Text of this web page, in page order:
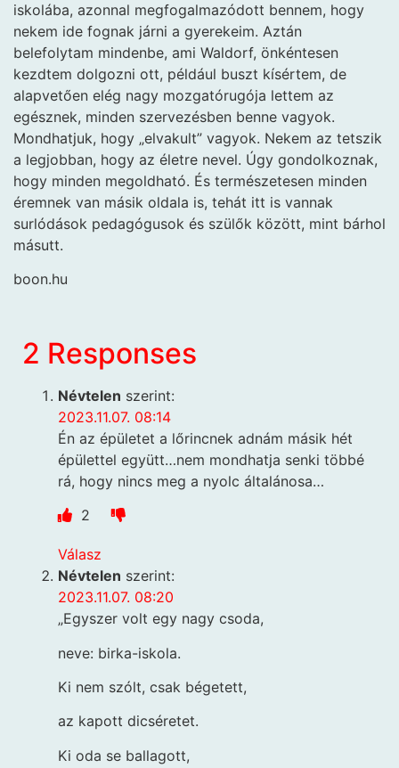
iskolába, azonnal megfogalmazódott bennem, hogy
nekem ide fognak járni a gyerekeim. Aztán
belefolytam mindenbe, ami Waldorf, önkéntesen
kezdtem dolgozni ott, például buszt kísértem, de
alapvetően elég nagy mozgatórugója lettem az
egésznek, minden szervezésben benne vagyok.
Mondhatjuk, hogy „elvakult” vagyok. Nekem az tetszik
a legjobban, hogy az életre nevel. Úgy gondolkoznak,
hogy minden megoldható. És természetesen minden
éremnek van másik oldala is, tehát itt is vannak
surlódások pedagógusok és szülők között, mint bárhol
másutt.
boon.hu
2 Responses
Névtelen szerint:
2023.11.07. 08:14
Én az épületet a lőrincnek adnám másik hét
épülettel együtt…nem mondhatja senki többé
rá, hogy nincs meg a nyolc általánosa…
2
Válasz
Névtelen szerint:
2023.11.07. 08:20
„Egyszer volt egy nagy csoda,
neve: birka-iskola.
Ki nem szólt, csak bégetett,
az kapott dicséretet.
Ki oda se ballagott,